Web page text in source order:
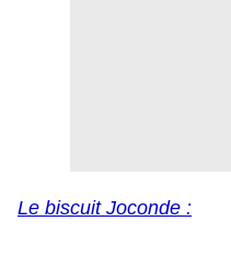
Le biscuit Joconde :